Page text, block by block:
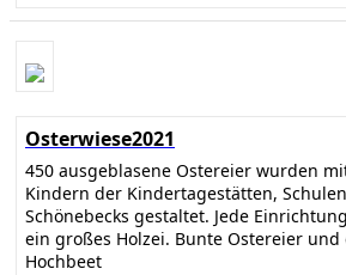
Osterwiese2021
450 ausgeblasene Ostereier wurden
Kindern der Kindertagestätten,
Schönebecks gestaltet. Jede
ein großes Holzei. Bunte Ostereier
Hochbeet